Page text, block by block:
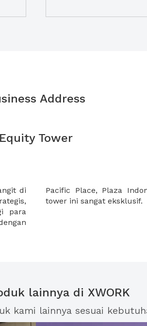
Address
Equity Tower
di
para
di
tower ini sangat eksklusif.
lainnya di XWORK
kami lainnya sesuai